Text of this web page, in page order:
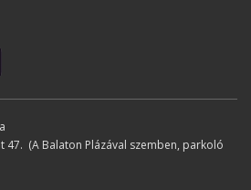
47. (A Balaton Plázával szemben, parkoló